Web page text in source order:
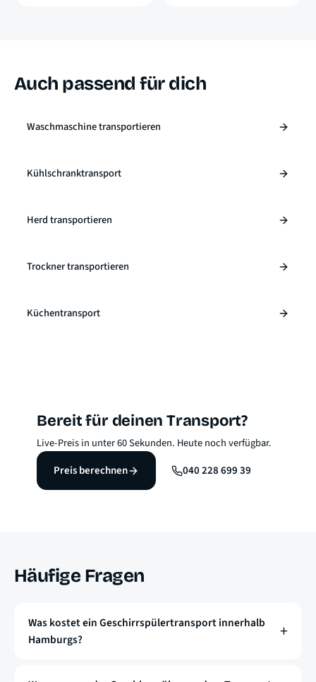
Auch passend für dich
Waschmaschine transportieren
Kühlschranktransport
Herd transportieren
Trockner transportieren
Küchentransport
Bereit für deinen Transport?
Live-Preis in unter 60 Sekunden. Heute noch verfügbar.
Preis berechnen
040 228 699 39
Häufige Fragen
Was kostet ein Geschirrspülertransport innerhalb
Hamburgs?